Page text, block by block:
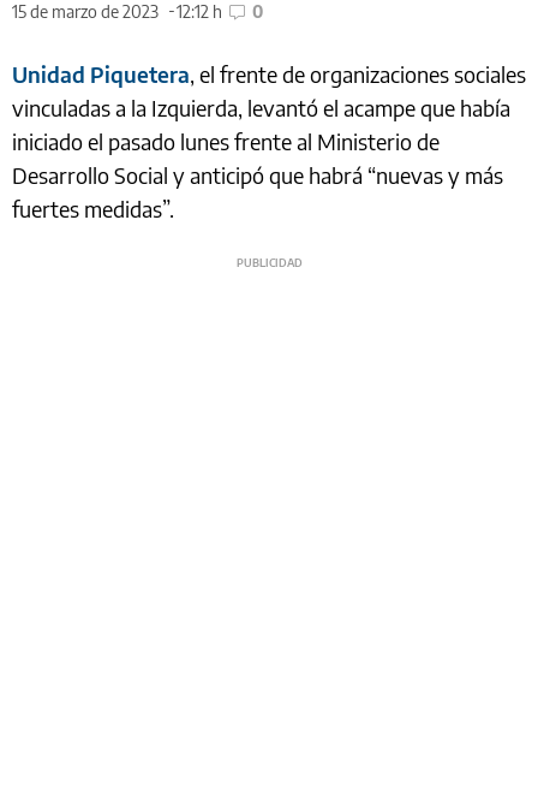
15 de marzo de 2023
12:12 h 0
Unidad Piquetera, el frente de organizaciones sociales
vinculadas a la Izquierda, levantó el acampe que había
iniciado el pasado lunes frente al Ministerio de
Desarrollo Social y anticipó que habrá “nuevas y más
fuertes medidas”.